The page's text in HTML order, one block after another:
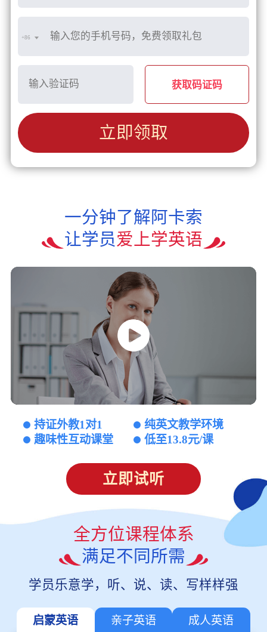
+86
获取码证码
立即领取
一分钟了解阿卡索
让学员爱上学英语
持证外教1对1
纯英文教学环境
趣味性互动课堂
低至13.8元/课
立即试听
全方位课程体系
满足不同所需
学员乐意学，听、说、读、写样样强
启蒙英语 亲子英语 成人英语